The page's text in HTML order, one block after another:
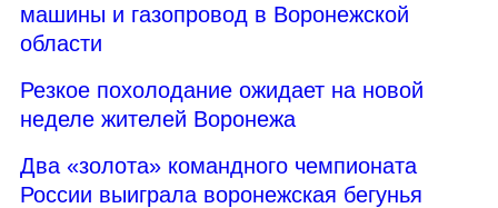
машины и газопровод в Воронежской
области
Резкое похолодание ожидает на новой
неделе жителей Воронежа
Два «золота» командного чемпионата
России выиграла воронежская бегунья